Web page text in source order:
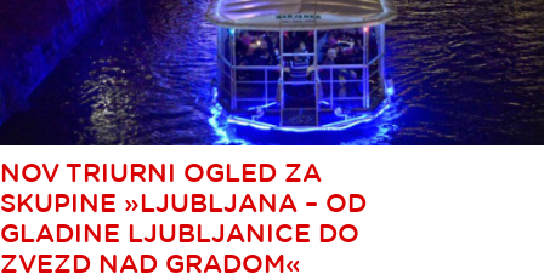
NOV TRIURNI OGLED ZA
SKUPINE »LJUBLJANA – OD
GLADINE LJUBLJANICE DO
ZVEZD NAD GRADOM«